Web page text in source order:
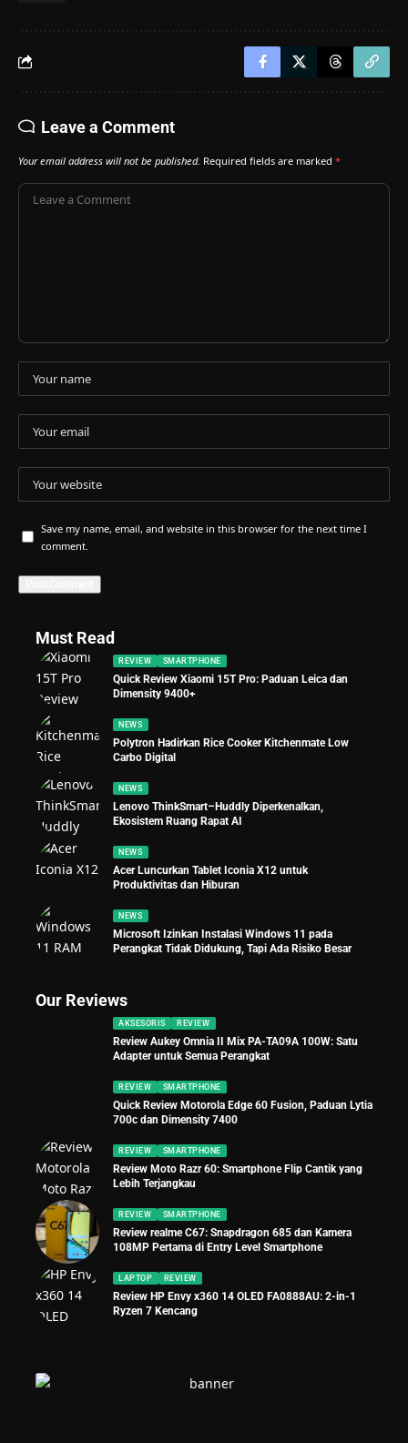
Leave a Comment
Your email address will not be published. Required fields are marked *
Save my name, email, and website in this browser for the next time I
comment.
Must Read
REVIEW SMARTPHONE
Quick Review Xiaomi 15T Pro: Paduan Leica dan
Dimensity 9400+
NEWS
Polytron Hadirkan Rice Cooker Kitchenmate Low
Carbo Digital
NEWS
Lenovo ThinkSmart–Huddly Diperkenalkan,
Ekosistem Ruang Rapat AI
NEWS
Acer Luncurkan Tablet Iconia X12 untuk
Produktivitas dan Hiburan
NEWS
Microsoft Izinkan Instalasi Windows 11 pada
Perangkat Tidak Didukung, Tapi Ada Risiko Besar
Our Reviews
AKSESORIS REVIEW
Review Aukey Omnia II Mix PA-TA09A 100W: Satu
Adapter untuk Semua Perangkat
REVIEW SMARTPHONE
Quick Review Motorola Edge 60 Fusion, Paduan Lytia
700c dan Dimensity 7400
REVIEW SMARTPHONE
Review Moto Razr 60: Smartphone Flip Cantik yang
Lebih Terjangkau
REVIEW SMARTPHONE
Review realme C67: Snapdragon 685 dan Kamera
108MP Pertama di Entry Level Smartphone
LAPTOP REVIEW
Review HP Envy x360 14 OLED FA0888AU: 2-in-1
Ryzen 7 Kencang